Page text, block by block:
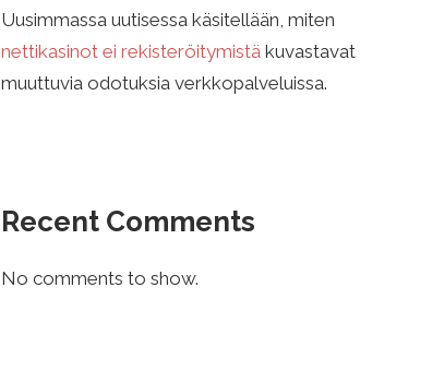
Uusimmassa uutisessa käsitellään, miten
nettikasinot ei rekisteröitymistä kuvastavat
muuttuvia odotuksia verkkopalveluissa.
Recent Comments
No comments to show.